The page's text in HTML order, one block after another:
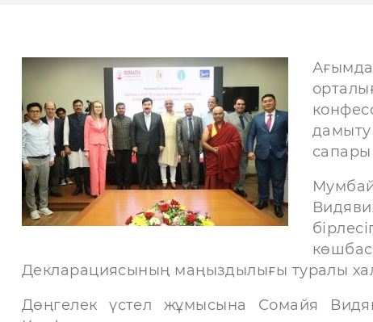
сапары
Декларациясының маңыздылығы туралы
Дөңгелек үстел жұмысына Сомайя